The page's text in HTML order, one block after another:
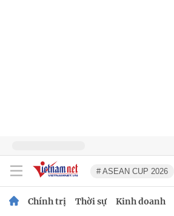
# ASEAN CUP 2026
Chính trị Thời sự Kinh doanh